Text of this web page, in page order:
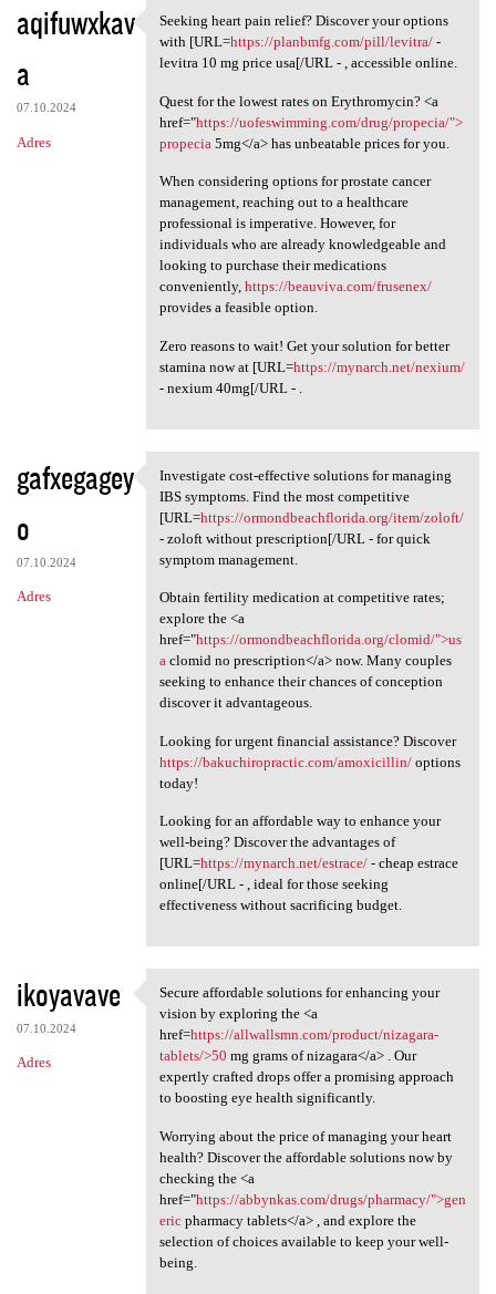
aqifuwxkav
a
07.10.2024
Adres
Seeking heart pain relief?
Seeking heart pain relief? Discover your options
with [URL=https://planbmfg.com/pill/levitra/-
levitra 10 mg price usa[/URL - , accessible online.
Quest for the lowest rates on Erythromycin? <a
href="https://uofeswimming.com/drug/propecia/">
propecia 5mg</a> has unbeatable prices for you.
When considering options for prostate cancer
management, reaching out to a healthcare
professional is imperative. However, for
individuals who are already knowledgeable and
looking to purchase their medications
conveniently, https://beauviva.com/frusenex/
provides a feasible option.
Zero reasons to wait! Get your solution for better
stamina now at [URL=https://mynarch.net/nexium/
- nexium 40mg[/URL - .
gafxegagey
o
07.10.2024
Adres
Investigate cost-effective
Investigate cost-effective solutions for managing
IBS symptoms. Find the most competitive
[URL=https://ormondbeachflorida.org/item/zoloft/
- zoloft without prescription[/URL - for quick
symptom management.
Obtain fertility medication at competitive rates;
explore the <a
href="https://ormondbeachflorida.org/clomid/">us
aclomid no prescription</a> now. Many couples
seeking to enhance their chances of conception
discover it advantageous.
Looking for urgent financial assistance? Discover
https://bakuchiropractic.com/amoxicillin/options
today!
Looking for an affordable way to enhance your
well-being? Discover the advantages of
[URL=https://mynarch.net/estrace/- cheap estrace
online[/URL - , ideal for those seeking
effectiveness without sacrificing budget.
ikoyavave
07.10.2024
Adres
Secure affordable solutions
Secure affordable solutions for enhancing your
vision by exploring the <a
href=https://allwallsmn.com/product/nizagara-
tablets/>50 mg grams of nizagara</a> . Our
expertly crafted drops offer a promising approach
to boosting eye health significantly.
Worrying about the price of managing your heart
health? Discover the affordable solutions now by
checking the <a
href="https://abbynkas.com/drugs/pharmacy/">gen
ericpharmacy tablets</a> , and explore the
selection of choices available to keep your well-
being.